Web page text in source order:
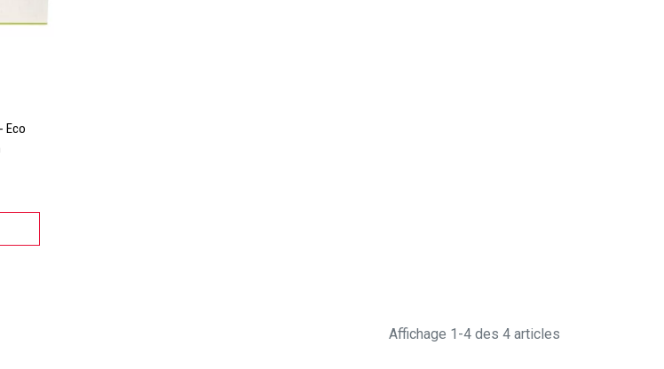
Eco
Affichage 1-4 des 4 articles